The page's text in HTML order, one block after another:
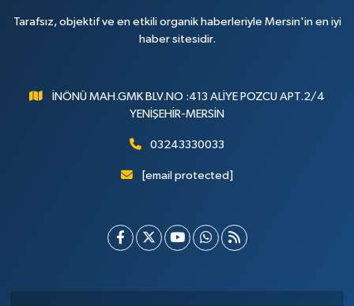
Tarafsız, objektif ve en etkili organik haberleriyle Mersin'in en iyi
haber sitesidir.
İNÖNÜ MAH.GMK BLV.NO :413 ALİYE POZCU APT.2/4
YENİŞEHİR-MERSİN
03243330033
[email protected]